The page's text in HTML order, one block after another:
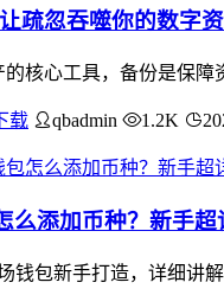
疏忽吞噬你的数字
核心工具，备份是保
载 qbadmin 1.2K
么添加币种？新手
钱包新手打造，详细讲